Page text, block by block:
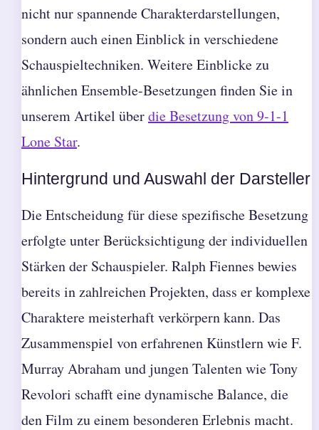
nicht nur spannende Charakterdarstellungen,
sondern auch einen Einblick in verschiedene
Schauspieltechniken. Weitere Einblicke zu
ähnlichen Ensemble-Besetzungen finden Sie in
unserem Artikel überdie Besetzung von 9-1-1
Lone Star.
Hintergrund und Auswahl der Darsteller
Die Entscheidung für diese spezifische Besetzung
erfolgte unter Berücksichtigung der individuellen
Stärken der Schauspieler. Ralph Fiennes bewies
bereits in zahlreichen Projekten, dass er komplexe
Charaktere meisterhaft verkörpern kann. Das
Zusammenspiel von erfahrenen Künstlern wie F.
Murray Abraham und jungen Talenten wie Tony
Revolori schafft eine dynamische Balance, die
den Film zu einem besonderen Erlebnis macht.